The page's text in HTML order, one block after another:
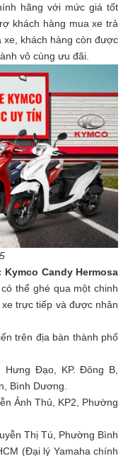
hãng với mức giá tốt
khách hàng mua xe trả
khách hàng còn được
vô cùng ưu đãi.
Kymco Candy Hermosa
thể ghé qua một chinh
trực tiếp và được nhân
trên địa bàn thành phố
Hưng Đạo, KP. Đông B,
Bình Dương.
Ảnh Thủ, KP2, Phường
Thị Tú, Phường Bình
(Đại lý Yamaha chính